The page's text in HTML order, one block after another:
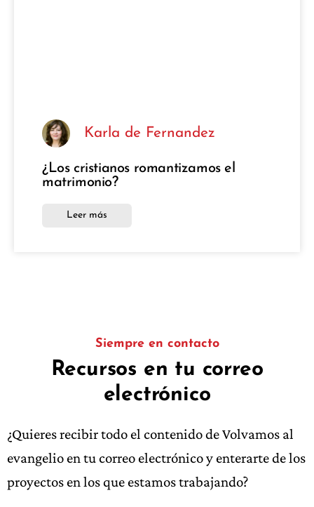
Karla de Fernandez
¿Los cristianos romantizamos el
matrimonio?
Leer más
Siempre en contacto
Recursos en tu correo
electrónico
¿Quieres recibir todo el contenido de Volvamos al
evangelio en tu correo electrónico y enterarte de los
proyectos en los que estamos trabajando?